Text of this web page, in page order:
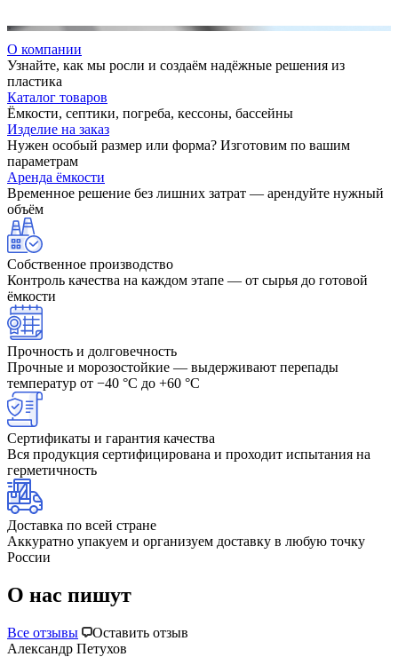
О компании
Узнайте, как мы росли и создаём надёжные решения из
пластика
Каталог товаров
Ёмкости, септики, погреба, кессоны, бассейны
Изделие на заказ
Нужен особый размер или форма? Изготовим по вашим
параметрам
Аренда ёмкости
Временное решение без лишних затрат — арендуйте нужный
объём
Собственное производство
Контроль качества на каждом этапе — от сырья до готовой
ёмкости
Прочность и долговечность
Прочные и морозостойкие — выдерживают перепады
температур от −40 °C до +60 °C
Сертификаты и гарантия качества
Вся продукция сертифицирована и проходит испытания на
герметичность
Доставка по всей стране
Аккуратно упакуем и организуем доставку в любую точку
России
О нас пишут
Все отзывы
Оставить отзыв
Александр Петухов